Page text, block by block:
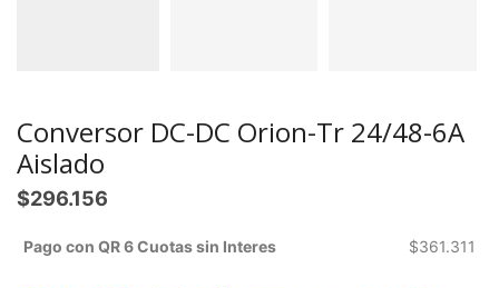
Conversor DC-DC Orion-Tr 24/48-6A
Aislado
$296.156
Pago con QR 6 Cuotas sin Interes $361.311